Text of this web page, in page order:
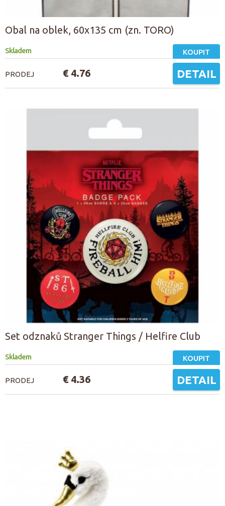
Obal na oblek, 60x135 cm (zn. TORO)
Skladem KOUPIT
PRODEJ € 4.76 DETAIL
Set odznaků Stranger Things / Helfire Club
Skladem KOUPIT
PRODEJ € 4.36 DETAIL